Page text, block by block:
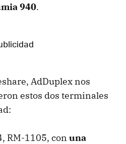
940.
AdDuplex nos
estos dos terminales
RM-1105, con una